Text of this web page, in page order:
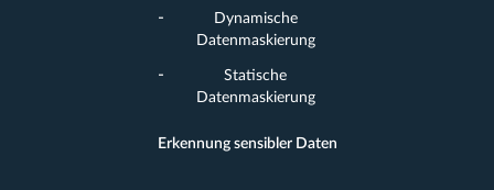
Dynamische
Datenmaskierung
Statische
Datenmaskierung
Erkennung sensibler Daten